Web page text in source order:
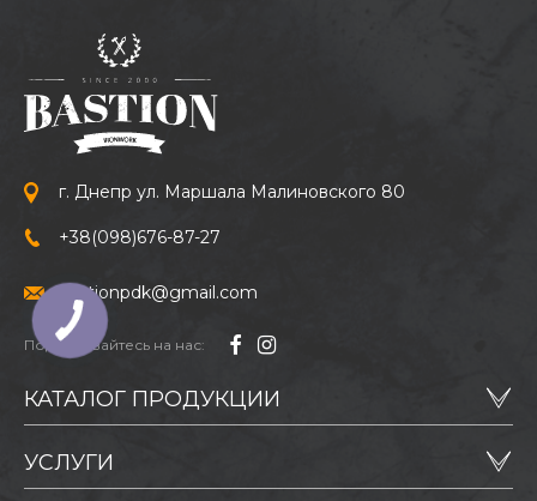
г. Днепр ул. Маршала Малиновского 80
+38(098)676-87-27
bastionpdk@gmail.com
Подписывайтесь на нас:
КАТАЛОГ ПРОДУКЦИИ
УСЛУГИ